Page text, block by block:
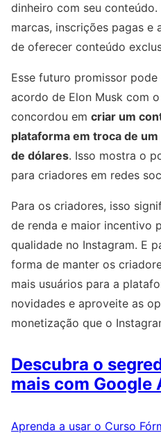
dinheiro com seu
marcas, inscrições pagas e
de oferecer conteúdo
Esse futuro promissor
acordo de Elon Musk com
concordou em criar um
plataforma em troca de
de dólares. Isso mostra o
para criadores em redes
Para os criadores, isso
de renda e maior incentivo
qualidade no Instagram. E
forma de manter os
mais usuários para a
novidades e aproveite as
monetização que o
Descubra o
mais com Google
Aprenda a usar o Curso